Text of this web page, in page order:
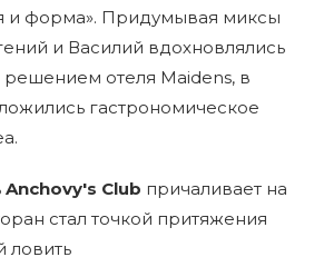
и форма». Придумывая миксы
и Василий вдохновлялись
решением отеля Maidens, в
гастрономическое
Anchovy's Club причаливает на
стал точкой притяжения
ловить